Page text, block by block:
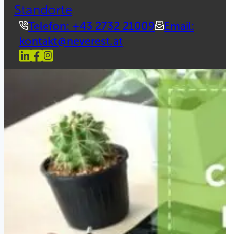
Standorte
Telefon: +43 2732 21009
Email:
kontakt@neverest.at